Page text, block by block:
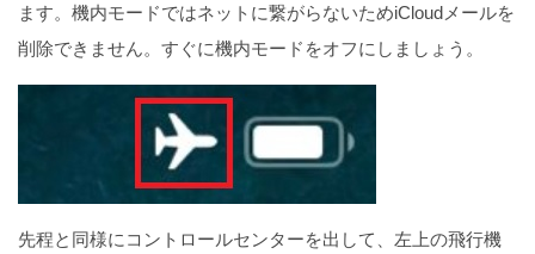
ます。機内モードではネットに繋がらないためiCloudメールを
削除できません。すぐに機内モードをオフにしましょう。
先程と同様にコントロールセンターを出して、左上の飛行機